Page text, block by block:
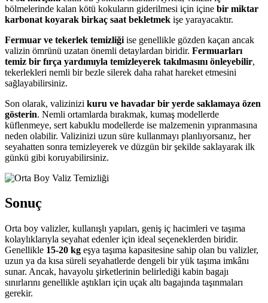
bölmelerinde kalan kötü kokuların giderilmesi için içine bir miktar
karbonat koyarak birkaç saat bekletmek işe yarayacaktır.
Fermuar ve tekerlek temizliği ise genellikle gözden kaçan ancak
valizin ömrünü uzatan önemli detaylardan biridir. Fermuarları
temiz bir fırça yardımıyla temizleyerek takılmasını önleyebilir,
tekerlekleri nemli bir bezle silerek daha rahat hareket etmesini
sağlayabilirsiniz.
Son olarak, valizinizi kuru ve havadar bir yerde saklamaya özen
gösterin. Nemli ortamlarda bırakmak, kumaş modellerde
küflenmeye, sert kabuklu modellerde ise malzemenin yıpranmasına
neden olabilir. Valizinizi uzun süre kullanmayı planlıyorsanız, her
seyahatten sonra temizleyerek ve düzgün bir şekilde saklayarak ilk
günkü gibi koruyabilirsiniz.
Sonuç
Orta boy valizler, kullanışlı yapıları, geniş iç hacimleri ve taşıma
kolaylıklarıyla seyahat edenler için ideal seçeneklerden biridir.
Genellikle 15-20 kg eşya taşıma kapasitesine sahip olan bu valizler,
uzun ya da kısa süreli seyahatlerde dengeli bir yük taşıma imkânı
sunar. Ancak, havayolu şirketlerinin belirlediği kabin bagajı
sınırlarını genellikle aştıkları için uçak altı bagajında taşınmaları
gerekir.